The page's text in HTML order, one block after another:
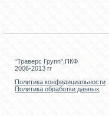
“Траверс Групп”,ПКФ
2006-2013 гг
Политика конфидициальности
Политика обработки данных